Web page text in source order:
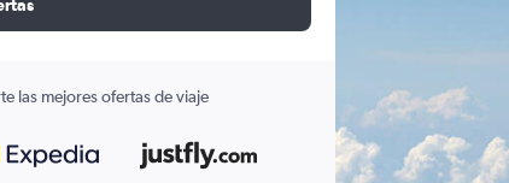
las mejores ofertas de viaje